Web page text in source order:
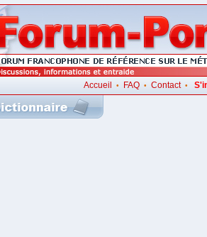
Accueil • FAQ• Contact•